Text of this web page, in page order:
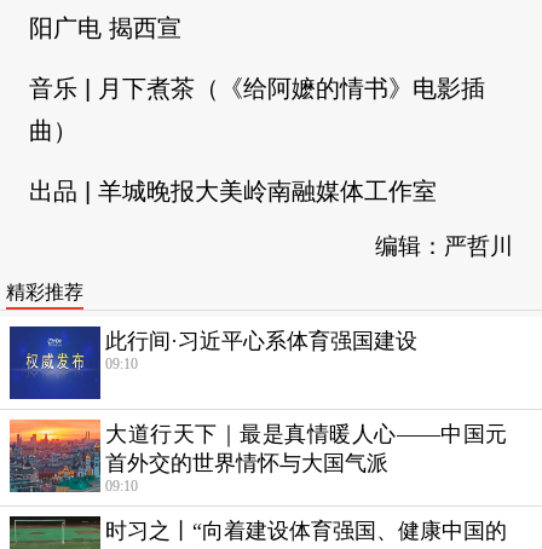
阳广电 揭西宣
音乐 | 月下煮茶（《给阿嬷的情书》电影插
曲）
出品 | 羊城晚报大美岭南融媒体工作室
编辑：严哲川
精彩推荐